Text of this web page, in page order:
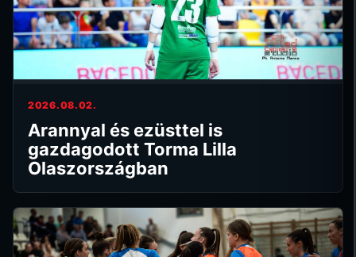
2026.08.02.
Arannyal és ezüsttel is
gazdagodott Torma Lilla
Olaszországban